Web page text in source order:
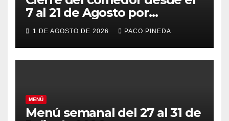
7 al 21 de Agosto por
vacaciones
1 DE AGOSTO DE 2026 PACO PINEDA
MENÚ
Menú semanal del 27 al 31 de